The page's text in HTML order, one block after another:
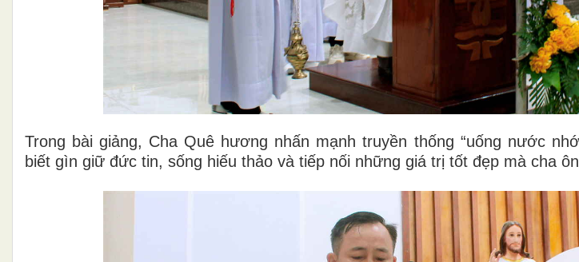
Trong bài giảng, Cha Quê hương nhấn mạnh truyền thống “uống nước
biết gìn giữ đức tin, sống hiếu thảo và tiếp nối những giá trị tốt đẹp mà cha